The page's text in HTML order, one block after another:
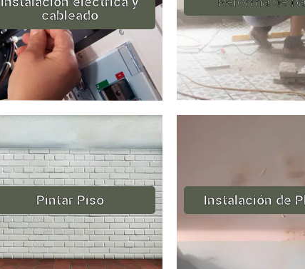
cableado
Pintar Piso Instalación de